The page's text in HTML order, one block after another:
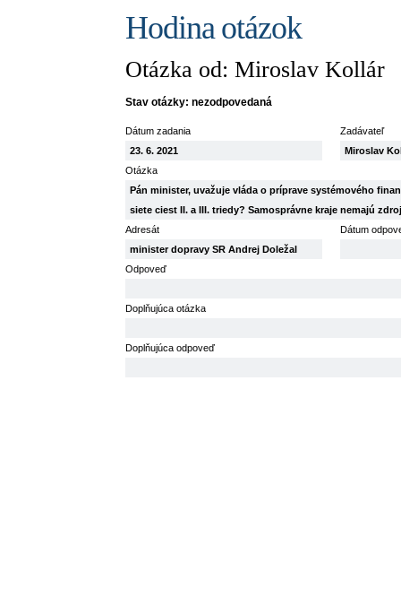
Hodina otázok
Otázka od: Miroslav Kollár
Stav otázky: nezodpovedaná
Dátum zadania
23. 6. 2021
Zadávateľ
Miroslav
Otázka
Pán minister, uvažuje vláda o príprave systémového
siete ciest II. a III. triedy? Samosprávne kraje nemajú
Adresát
minister dopravy SR Andrej Doležal
Dátum
Odpoveď
Doplňujúca otázka
Doplňujúca odpoveď